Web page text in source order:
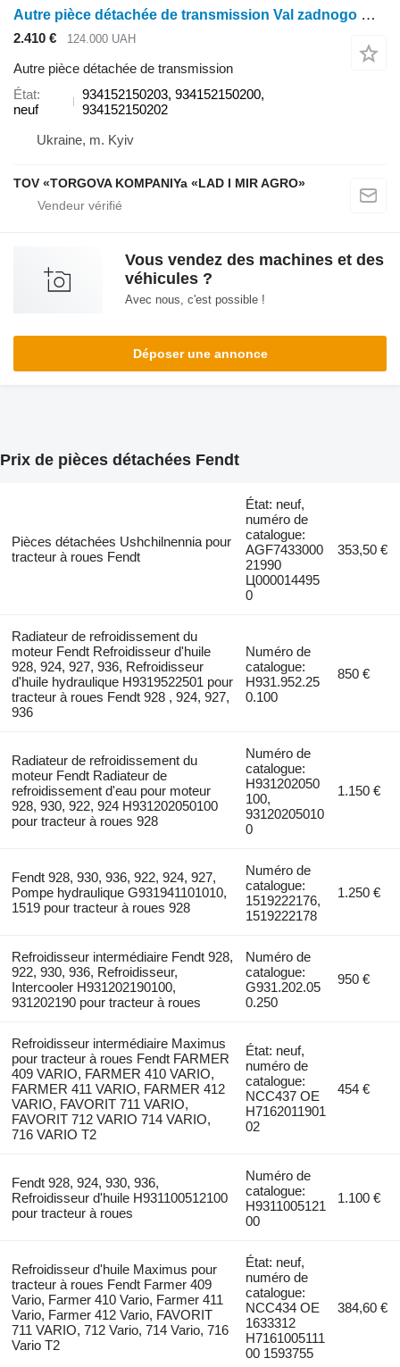
Autre pièce détachée de transmission Val zadnogo mosta na 934152150203 pour tracteur à roues Fendt
2.410 € 124.000 UAH
Autre pièce détachée de transmission
État
neuf
934152150203, 934152150200,
934152150202
Ukraine, m. Kyiv
TOV «TORGOVA KOMPANIYa «LAD I MIR AGRO»
Vous vendez des machines et des
véhicules ?
Avec nous, c'est possible !
Déposer une annonce
Prix de pièces détachées Fendt
Pièces détachées Ushchilnennia pour
tracteur à roues Fendt
État: neuf,
numéro de
catalogue:
AGF7433000
21990
Ц000014495
0
353,50 €
Radiateur de refroidissement du
moteur Fendt Refroidisseur d'huile
928, 924, 927, 936, Refroidisseur
d'huile hydraulique H9319522501 pour
tracteur à roues Fendt 928 , 924, 927,
936
Numéro de
catalogue:
H931.952.25
0.100
850 €
Radiateur de refroidissement du
moteur Fendt Radiateur de
refroidissement d'eau pour moteur
928, 930, 922, 924 H931202050100
pour tracteur à roues 928
Numéro de
catalogue:
H931202050
100,
93120205010
0
1.150 €
Fendt 928, 930, 936, 922, 924, 927,
Pompe hydraulique G931941101010,
1519 pour tracteur à roues 928
Numéro de
catalogue:
1519222176,
1519222178
1.250 €
Refroidisseur intermédiaire Fendt 928,
922, 930, 936, Refroidisseur,
Intercooler H931202190100,
931202190 pour tracteur à roues
Numéro de
catalogue:
G931.202.05
0.250
950 €
Refroidisseur intermédiaire Maximus
pour tracteur à roues Fendt FARMER
409 VARIO, FARMER 410 VARIO,
FARMER 411 VARIO, FARMER 412
VARIO, FAVORIT 711 VARIO,
FAVORIT 712 VARIO 714 VARIO,
716 VARIO T2
État: neuf,
numéro de
catalogue:
NCC437 OE
H7162011901
02
454 €
Fendt 928, 924, 930, 936,
Refroidisseur d'huile H931100512100
pour tracteur à roues
Numéro de
catalogue:
H9311005121
00
1.100 €
Refroidisseur d'huile Maximus pour
tracteur à roues Fendt Farmer 409
Vario, Farmer 410 Vario, Farmer 411
Vario, Farmer 412 Vario, FAVORIT
711 VARIO, 712 Vario, 714 Vario, 716
Vario T2
État: neuf,
numéro de
catalogue:
NCC434 OE
1633312
H7161005111
00 1593755
384,60 €